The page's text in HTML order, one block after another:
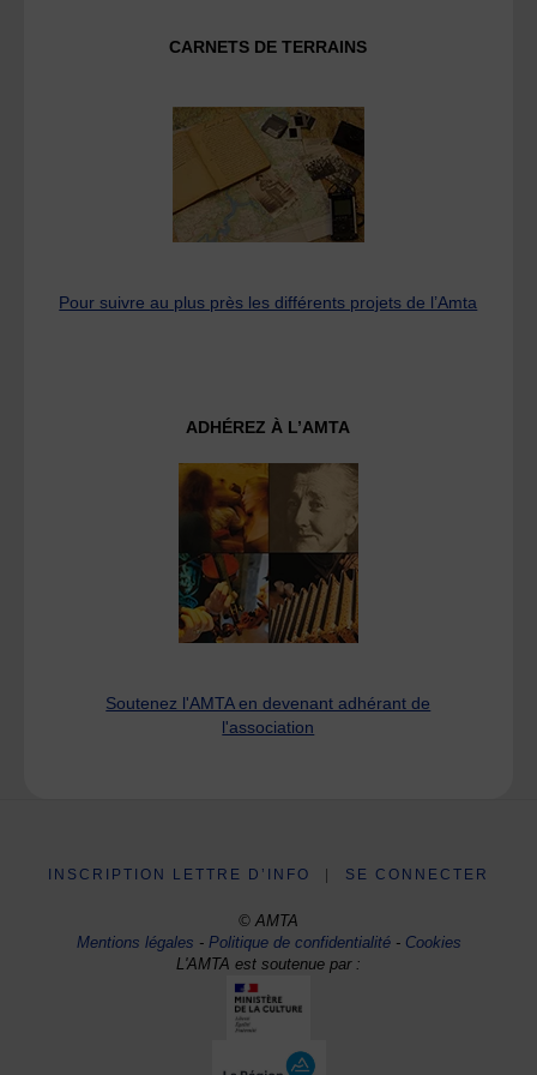
CARNETS DE TERRAINS
Pour suivre au plus près les différents projets de l’Amta
ADHÉREZ À L’AMTA
Soutenez l'AMTA en devenant adhérant de
l'association
INSCRIPTION LETTRE D’INFO SE CONNECTER
© AMTA
Mentions légales -Politique de confidentialité- Cookies
L'AMTA est soutenue par :